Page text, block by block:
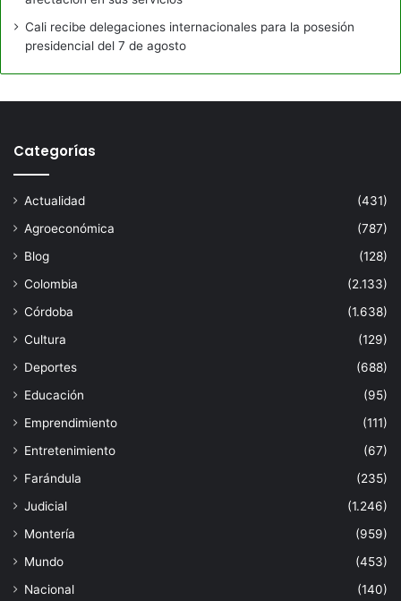
Cali recibe delegaciones internacionales para la posesión
presidencial del 7 de agosto
Categorías
Actualidad
(431)
Agroeconómica
(787)
Blog
(128)
Colombia
(2.133)
Córdoba
(1.638)
Cultura
(129)
Deportes
(688)
Educación
(95)
Emprendimiento
(111)
Entretenimiento
(67)
Farándula
(235)
Judicial
(1.246)
Montería
(959)
Mundo
(453)
Nacional
(140)